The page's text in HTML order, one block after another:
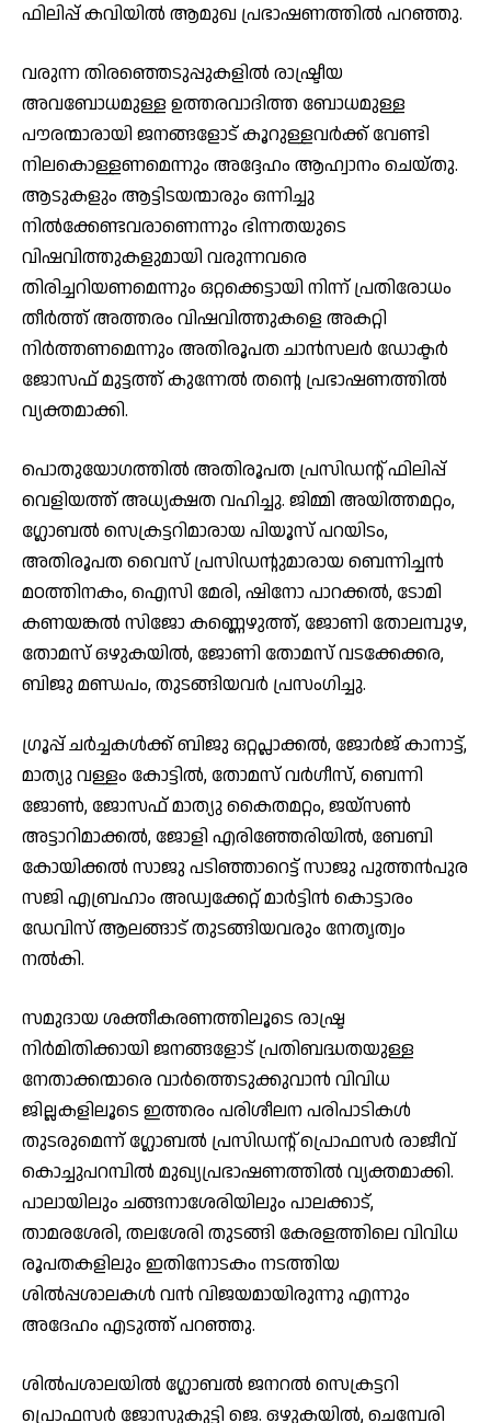
ഫിലിപ്പ് കവിയിൽ ആമുഖ പ്രഭാഷണത്തിൽ പറഞ്ഞു.
വരുന്ന തിരഞ്ഞെടുപ്പുകളിൽ രാഷ്ട്രീയ
അവബോധമുള്ള ഉത്തരവാദിത്ത ബോധമുള്ള
പൗരന്മാരായി ജനങ്ങളോട് കൂറുള്ളവർക്ക് വേണ്ടി
നിലകൊള്ളണമെന്നും അദ്ദേഹം ആഹ്വാനം ചെയ്തു.
ആടുകളും ആട്ടിടയന്മാരും ഒന്നിച്ചു
നിൽക്കേണ്ടവരാണെന്നും ഭിന്നതയുടെ
വിഷവിത്തുകളുമായി വരുന്നവരെ
തിരിച്ചറിയണമെന്നും ഒറ്റക്കെട്ടായി നിന്ന് പ്രതിരോധം
തീർത്ത് അത്തരം വിഷവിത്തുകളെ അകറ്റി
നിർത്തണമെന്നും അതിരൂപത ചാൻസലർ ഡോക്ടർ
ജോസഫ് മുട്ടത്ത് കുന്നേൽ തന്റെ പ്രഭാഷണത്തിൽ
വ്യക്തമാക്കി.
പൊതുയോഗത്തിൽ അതിരൂപത പ്രസിഡന്റ് ഫിലിപ്പ്
വെളിയത്ത് അധ്യക്ഷത വഹിച്ചു. ജിമ്മി അയിത്തമറ്റം,
ഗ്ലോബൽ സെക്രട്ടറിമാരായ പിയൂസ് പറയിടം,
അതിരൂപത വൈസ് പ്രസിഡന്റുമാരായ ബെന്നിച്ചൻ
മഠത്തിനകം, ഐസി മേരി, ഷിനോ പാറക്കൽ, ടോമി
കണയങ്കൽ സിജോ കണ്ണെഴുത്ത്, ജോണി തോലമ്പുഴ,
തോമസ് ഒഴുകയിൽ, ജോണി തോമസ് വടക്കേക്കര,
ബിജു മണ്ഡപം, തുടങ്ങിയവർ പ്രസംഗിച്ചു.
ഗ്രൂപ്പ് ചർച്ചകൾക്ക് ബിജു ഒറ്റപ്ലാക്കൽ, ജോർജ് കാനാട്ട്,
മാത്യു വള്ളം കോട്ടിൽ, തോമസ് വർഗീസ്, ബെന്നി
ജോൺ, ജോസഫ് മാത്യു കൈതമറ്റം, ജയ്സൺ
അട്ടാറിമാക്കൽ, ജോളി എരിഞ്ഞേരിയിൽ, ബേബി
കോയിക്കൽ സാജു പടിഞ്ഞാറെട്ട് സാജു പുത്തൻപുര
സജി എബ്രഹാം അഡ്വക്കേറ്റ് മാർട്ടിൻ കൊട്ടാരം
ഡേവിസ് ആലങ്ങാട് തുടങ്ങിയവരും നേതൃത്വം
നൽകി.
സമുദായ ശക്തീകരണത്തിലൂടെ രാഷ്ട്ര
നിർമിതിക്കായി ജനങ്ങളോട് പ്രതിബദ്ധതയുള്ള
നേതാക്കന്മാരെ വാർത്തെടുക്കുവാൻ വിവിധ
ജില്ലകളിലൂടെ ഇത്തരം പരിശീലന പരിപാടികൾ
തുടരുമെന്ന് ഗ്ലോബൽ പ്രസിഡന്റ് പ്രൊഫസർ രാജീവ്
കൊച്ചുപറമ്പിൽ മുഖ്യപ്രഭാഷണത്തിൽ വ്യക്തമാക്കി.
പാലായിലും ചങ്ങനാശേരിയിലും പാലക്കാട്,
താമരശേരി, തലശേരി തുടങ്ങി കേരളത്തിലെ വിവിധ
രൂപതകളിലും ഇതിനോടകം നടത്തിയ
ശിൽപ്പശാലകൾ വൻ വിജയമായിരുന്നു എന്നും
അദേഹം എടുത്ത് പറഞ്ഞു.
ശിൽപശാലയിൽ ഗ്ലോബൽ ജനറൽ സെക്രട്ടറി
പ്രൊഫസർ ജോസുകുട്ടി ജെ. ഒഴുകയിൽ, ചെമ്പേരി